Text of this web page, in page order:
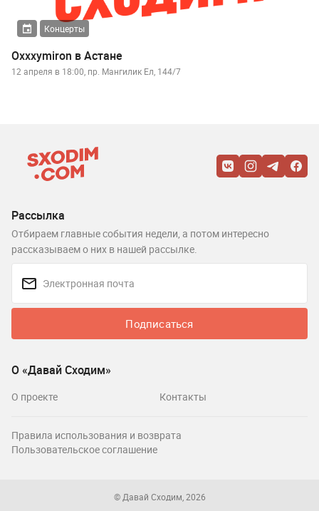
Концерты
Oxxxymiron в Астане
12 апреля в 18:00, пр. Мангилик Ел, 144/7
Рассылка
Отбираем главные события недели, а потом интересно
рассказываем о них в нашей рассылке.
Подписаться
О «Давай Сходим»
О проекте Контакты
Правила использования и возврата
Пользовательское соглашение
© Давай Сходим, 2026